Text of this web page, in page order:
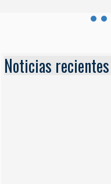
Noticias recientes